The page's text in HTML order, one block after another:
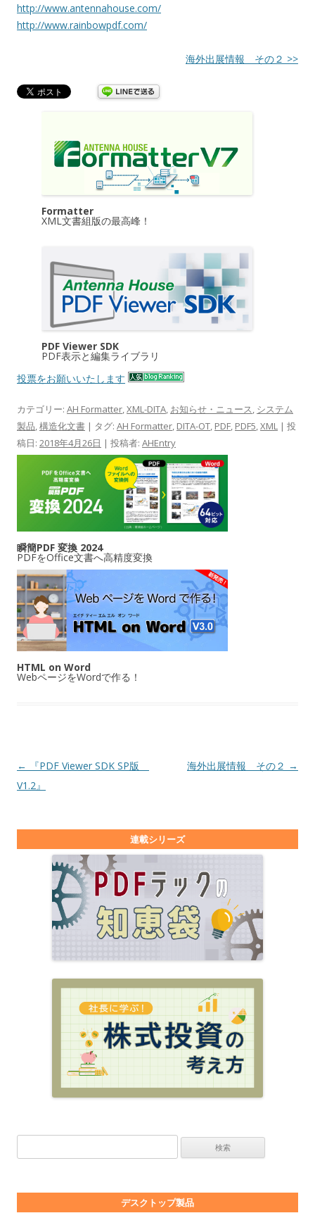
http://www.antennahouse.com/
http://www.rainbowpdf.com/
海外出展情報 その２ >>
Formatter
XML文書組版の最高峰！
PDF Viewer SDK
PDF表示と編集ライブラリ
投票をお願いいたします
カテゴリー: AH Formatter,XML-DITA, お知らせ・ニュース, システム
製品,構造化文書 | タグ: AH Formatter, DITA-OT, PDF, PDF5,XML | 投
稿日: 2018年4月26日 | 投稿者: AHEntry
瞬簡PDF 変換 2024
PDFをOffice文書へ高精度変換
HTML on Word
WebページをWordで作る！
投稿ナビゲーション
←
『PDF Viewer SDK SP版
V1.2』
海外出展情報 その２ →
連載シリーズ
デスクトップ製品